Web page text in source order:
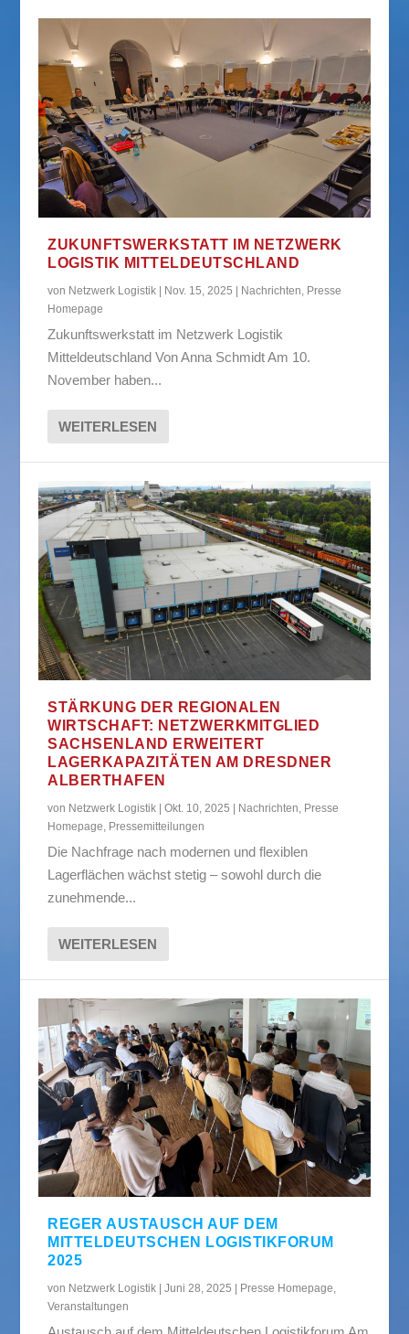
ZUKUNFTSWERKSTATT IM NETZWERK
LOGISTIK MITTELDEUTSCHLAND
von Netzwerk Logistik Nov. 15, 2025 Nachrichten, Presse
Homepage
Zukunftswerkstatt im Netzwerk Logistik
Mitteldeutschland Von Anna Schmidt Am 10.
November haben...
WEITERLESEN
STÄRKUNG DER REGIONALEN
WIRTSCHAFT: NETZWERKMITGLIED
SACHSENLAND ERWEITERT
LAGERKAPAZITÄTEN AM DRESDNER
ALBERTHAFEN
von Netzwerk Logistik |Okt. 10, 2025 | Nachrichten Presse
Homepage Pressemitteilungen
Die Nachfrage nach modernen und flexiblen
Lagerflächen wächst stetig – sowohl durch die
zunehmende...
WEITERLESEN
REGER AUSTAUSCH AUF DEM
MITTELDEUTSCHEN LOGISTIKFORUM
2025
von Netzwerk Logistik |Juni 28, 2025 Presse Homepage,
Veranstaltungen